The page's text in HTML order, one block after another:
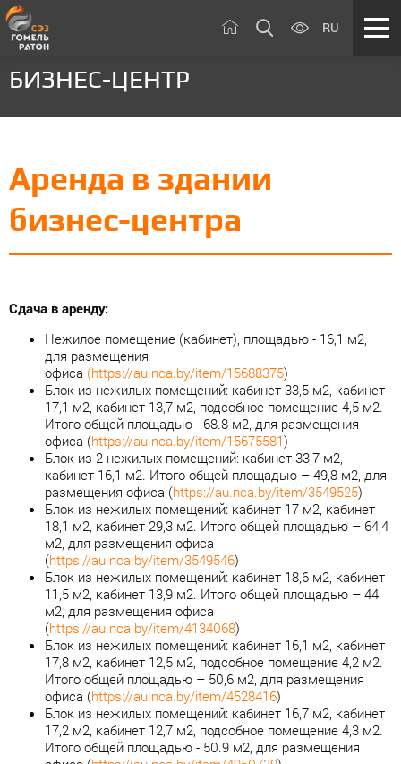
RU
БИЗНЕС-ЦЕНТР
Аренда в здании
бизнес-центра
Сдача в аренду:
Нежилое помещение (кабинет), площадью - 16,1 м2,
для размещения
офиса (https://au.nca.by/item/15688375)
Блок из нежилых помещений: кабинет 33,5 м2, кабинет
17,1 м2, кабинет 13,7 м2, подсобное помещение 4,5 м2.
Итого общей площадью - 68.8 м2, для размещения
офиса (https://au.nca.by/item/15675581)
Блок из 2 нежилых помещений: кабинет 33,7 м2,
кабинет 16,1 м2. Итого общей площадью – 49,8 м2, для
размещения офиса (https://au.nca.by/item/3549525)
Блок из нежилых помещений: кабинет 17 м2, кабинет
18,1 м2, кабинет 29,3 м2. Итого общей площадью – 64,4
м2, для размещения офиса
(https://au.nca.by/item/3549546)
Блок из нежилых помещений: кабинет 18,6 м2, кабинет
11,5 м2, кабинет 13,9 м2. Итого общей площадью – 44
м2, для размещения офиса
(https://au.nca.by/item/4134068)
Блок из нежилых помещений: кабинет 16,1 м2, кабинет
17,8 м2, кабинет 12,5 м2, подсобное помещение 4,2 м2.
Итого общей площадью – 50,6 м2, для размещения
офиса (https://au.nca.by/item/4528416)
Блок из нежилых помещений: кабинет 16,7 м2, кабинет
17,2 м2, кабинет 12,7 м2, подсобное помещение 4,3 м2.
Итого общей площадью - 50.9 м2, для размещения